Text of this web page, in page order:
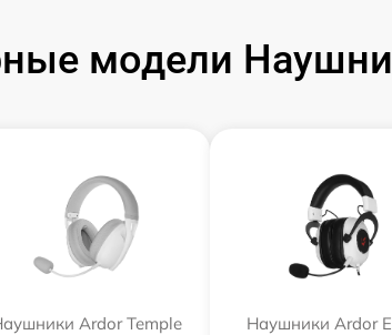
модели
Ardor Temple Наушники Ardor